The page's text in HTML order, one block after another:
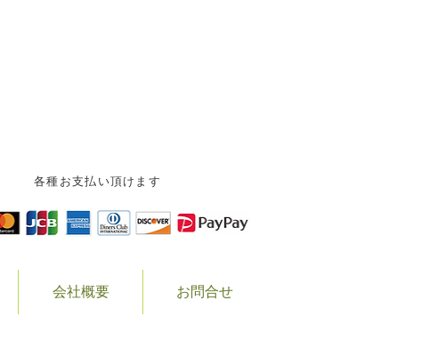
各種お支払い頂けます
会社概要 お問合せ